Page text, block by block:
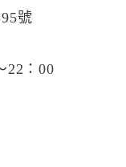
號
22：00